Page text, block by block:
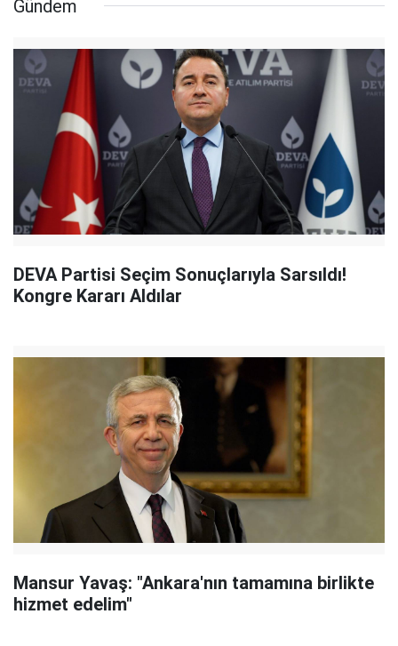
Gündem
DEVA Partisi Seçim Sonuçlarıyla Sarsıldı!
Kongre Kararı Aldılar
Mansur Yavaş: "Ankara'nın tamamına birlikte
hizmet edelim"